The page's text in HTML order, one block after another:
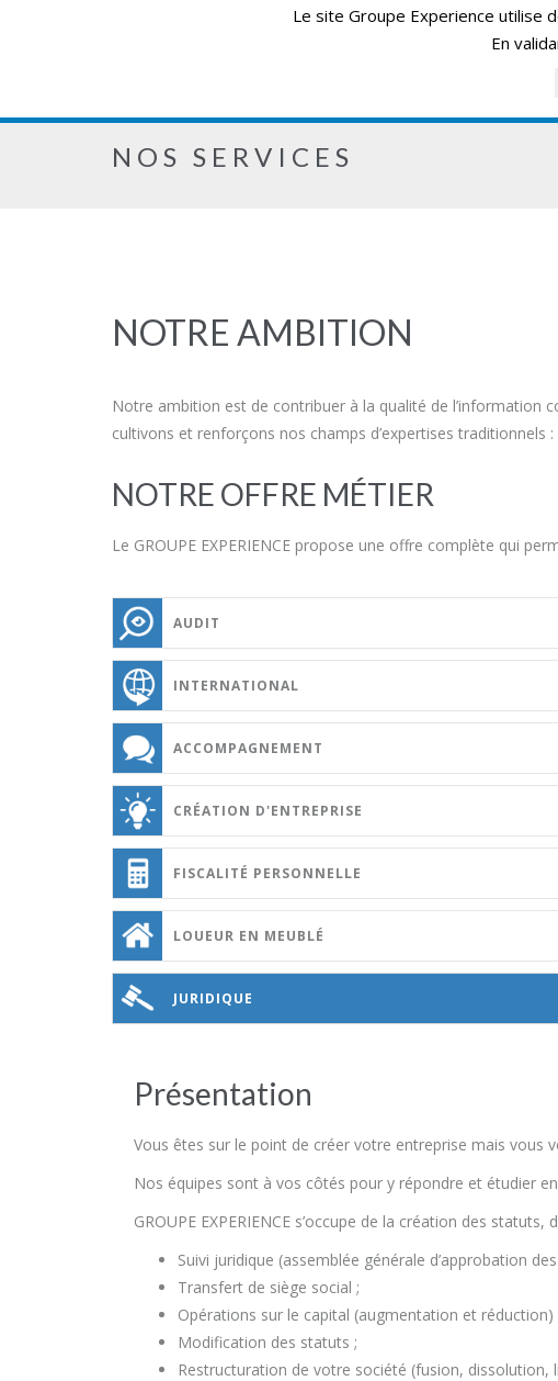
Le site Groupe Experience utilise
En
NOS SERVICES
NOTRE AMBITION
Notre ambition est de contribuer à la qualité de
cultivons et renforçons nos champs d’expertises
NOTRE OFFRE MÉTIER
Le GROUPE EXPERIENCE propose une offre complète qui
AUDIT
INTERNATIONAL
ACCOMPAGNEMENT
CRÉATION D'ENTREPRISE
FISCALITÉ PERSONNELLE
LOUEUR EN MEUBLÉ
JURIDIQUE
Présentation
Vous êtes sur le point de créer votre entreprise mais vous
Nos équipes sont à vos côtés pour y répondre et étudier
GROUPE EXPERIENCE s’occupe de la création des
Suivi juridique (assemblée générale d’approbation
Transfert de siège social ;
Opérations sur le capital (augmentation et réduction)
Modification des statuts ;
Restructuration de votre société (fusion, dissolution,